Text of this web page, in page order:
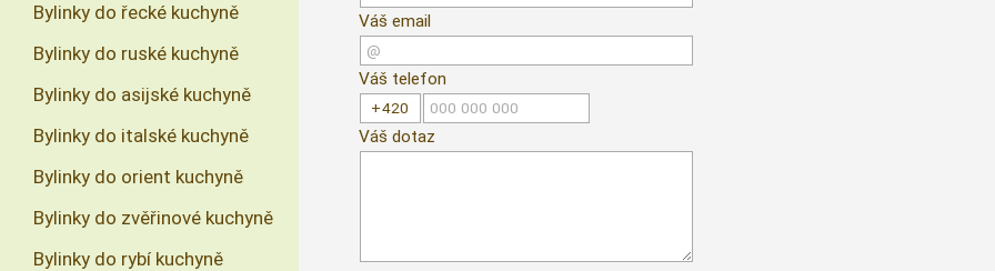
Váš email
Váš telefon
Váš dotaz
Bylinky do řecké kuchyně
Bylinky do ruské kuchyně
Bylinky do asijské kuchyně
Bylinky do italské kuchyně
Bylinky do orient kuchyně
Bylinky do zvěřinové kuchyně
Bylinky do rybí kuchyně